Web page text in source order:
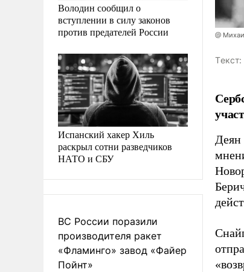
Володин сообщил о
вступлении в силу законов
против предателей России
Испанский хакер Хиль
раскрыл сотни разведчиков
НАТО и СБУ
ВС России поразили
производителя ракет
«Фламинго» завод «Файер
Пойнт»
@
Tекст:
Деян